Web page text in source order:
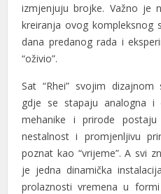
izmjenjuju brojke. Važno je
kreiranja ovog kompleksnog
dana predanog rada i
“oživio”.
Sat “Rhei” svojim
gdje se stapaju analogna i
mehanike i prirode
nestalnost i promjenljivu
poznat kao “vrijeme”. A svi
je jedna dinamička
prolaznosti vremena u